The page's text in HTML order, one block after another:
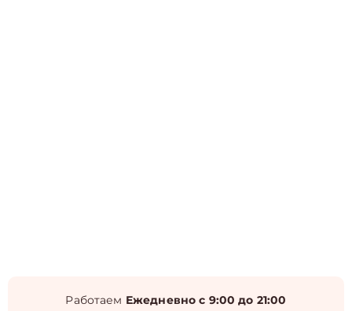
Работаем Ежедневно с 9:00 до 21:00